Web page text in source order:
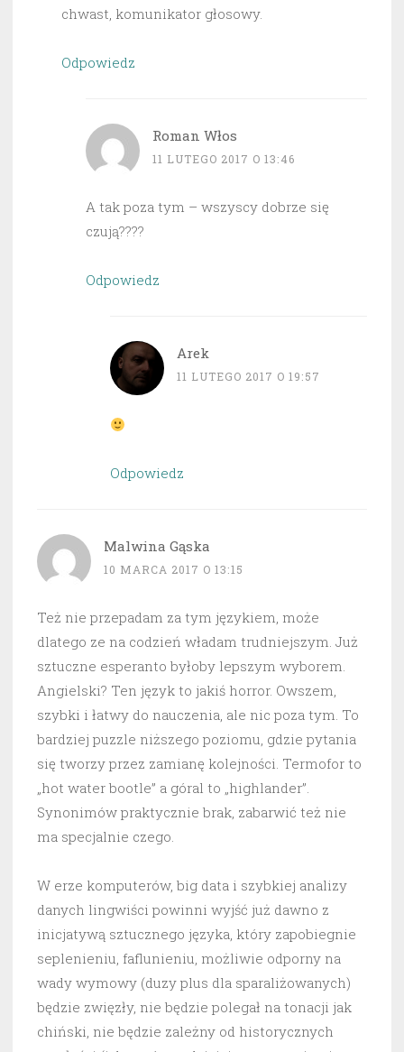
chwast, komunikator głosowy.
Odpowiedz
Roman Włos
11 LUTEGO 2017 O 13:46
A tak poza tym – wszyscy dobrze się
czują????
Odpowiedz
Arek
11 LUTEGO 2017 O 19:57
Odpowiedz
Malwina Gąska
10 MARCA 2017 O 13:15
Też nie przepadam za tym językiem, może
dlatego ze na codzień władam trudniejszym. Już
sztuczne esperanto byłoby lepszym wyborem.
Angielski? Ten język to jakiś horror. Owszem,
szybki i łatwy do nauczenia, ale nic poza tym. To
bardziej puzzle niższego poziomu, gdzie pytania
się tworzy przez zamianę kolejności. Termofor to
„hot water bootle” a góral to „highlander”.
Synonimów praktycznie brak, zabarwić też nie
ma specjalnie czego.
W erze komputerów, big data i szybkiej analizy
danych lingwiści powinni wyjść już dawno z
inicjatywą sztucznego języka, który zapobiegnie
seplenieniu, faflunieniu, możliwie odporny na
wady wymowy (duzy plus dla sparaliżowanych)
będzie zwięzły, nie będzie polegał na tonacji jak
chiński, nie będzie zależny od historycznych